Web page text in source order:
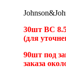
30шт BC
(для
90шт под
заказа